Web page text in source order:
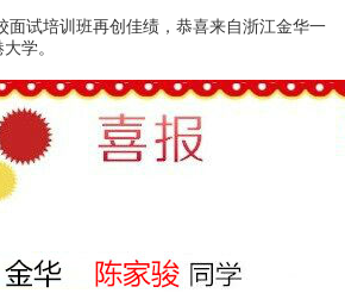
面试培训班再创佳绩，恭喜来自浙江金华一
学。